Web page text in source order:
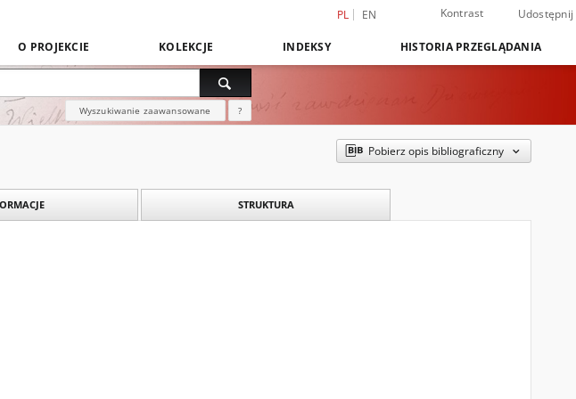
PL EN Kontrast Udostępnij
O PROJEKCIE KOLEKCJE INDEKSY HISTORIA PRZEGLĄDANIA
Wyszukiwanie zaawansowane ?
Pobierz opis bibliograficzny
STRUKTURA